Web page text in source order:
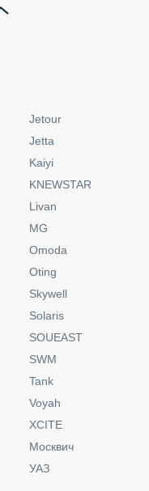
Jetour
Jetta
Kaiyi
KNEWSTAR
Livan
MG
Omoda
Oting
Skywell
Solaris
SOUEAST
SWM
Tank
Voyah
XCITE
Москвич
УАЗ